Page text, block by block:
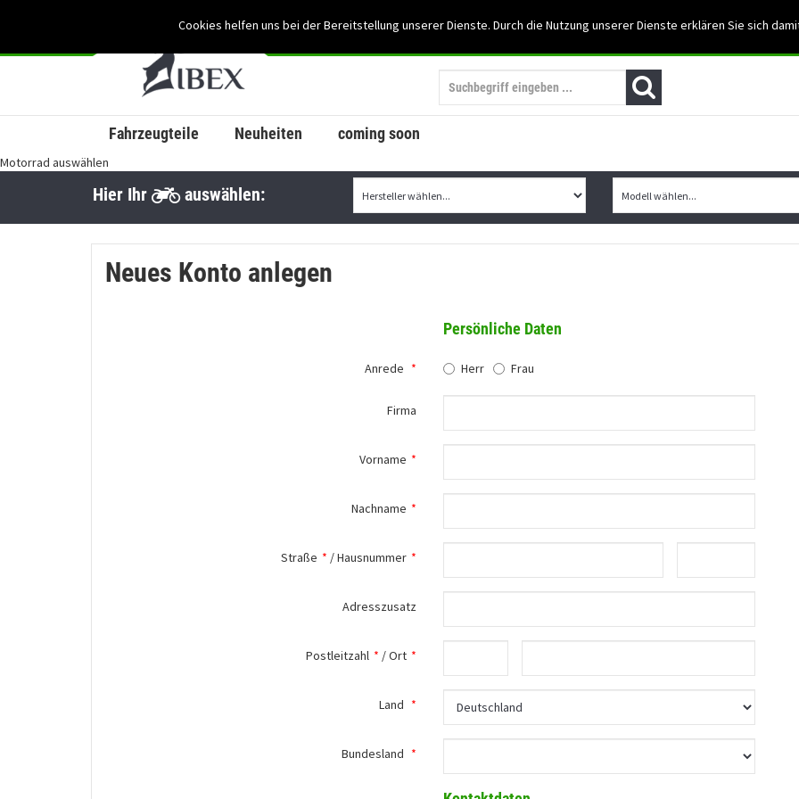
Cookies helfen uns bei der Bereitstellung unserer Dienste. Durch die Nutzung unserer Dienste erklären Sie sich
Mein Konto Support: 03501-
Fahrzeugteile Neuheiten coming soon
Motorrad auswählen
Hier Ihr auswählen:
Neues Konto anlegen
Persönliche Daten
Anrede * Herr Frau
Firma
Vorname *
Nachname *
Straße * /Hausnummer *
Adresszusatz
Postleitzahl * /Ort *
Land *
Bundesland *